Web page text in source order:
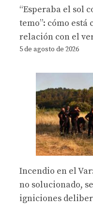
“Esperaba el sol
temo”: cómo
relación con el
5 de agosto de 2026
Incendio en el
no solucionado,
igniciones